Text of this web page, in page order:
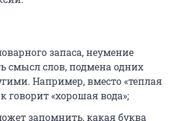
запаса, неумение
смысл слов, подмена одних
Например, вместо «теплая
говорит «хорошая вода»;
запомнить, какая буква